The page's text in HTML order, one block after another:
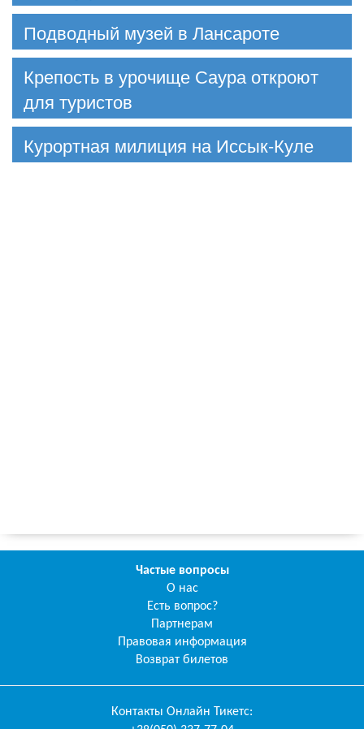
Подводный музей в Лансароте
Крепость в урочище Саура откроют
для туристов
Курортная милиция на Иссык-Куле
Частые вопросы
О нас
Есть вопрос?
Партнерам
Правовая информация
Возврат билетов
Контакты Онлайн Тикетс: